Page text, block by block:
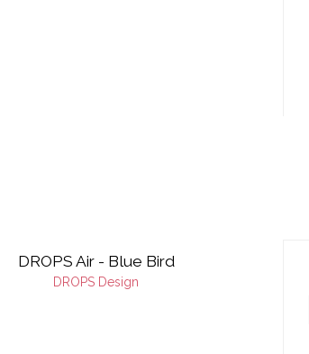
DROPS Air - Blue Bird
DROPS Design